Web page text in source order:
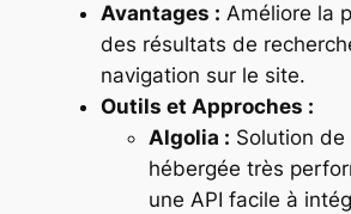
Avantages : Améliore la
des résultats de
navigation sur le site.
Outils et Approches :
Algolia : Solution de
hébergée très
une API facile à